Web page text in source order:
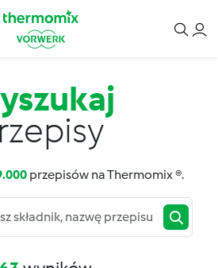
przepisów na Thermomix ®.